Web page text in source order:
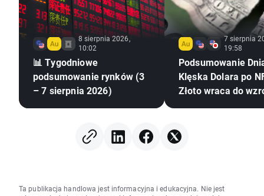
8 sierpnia 2026,
10:02
📊 Tygodniowe
podsumowanie rynków (3
– 7 sierpnia 2026)
7 sierpnia
19:58
Podsumowanie
Klęska Dolara po
Złoto wraca do
Ta publikacja handlowa jest informacyjna i edukacyjna. Nie jest